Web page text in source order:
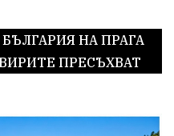
БЪЛГАРИЯ НА ПРАГА
ПРЕСЪХВАТ